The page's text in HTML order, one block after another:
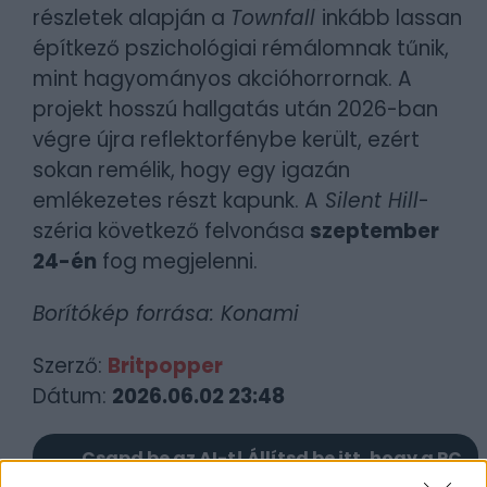
részletek alapján a Townfall inkább lassan
építkező pszichológiai rémálomnak tűnik,
mint hagyományos akcióhorrornak. A
projekt hosszú hallgatás után 2026-ban
végre újra reflektorfénybe került, ezért
sokan remélik, hogy egy igazán
emlékezetes részt kapunk. A Silent Hill-
széria következő felvonása szeptember
24-én fog megjelenni.
Borítókép forrása: Konami
Szerző: Britpopper
Dátum: 2026.06.02 23:48
Csapd be az AI-t! Állítsd be itt, hogy a PC